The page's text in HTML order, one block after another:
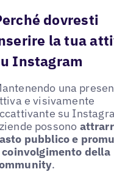
dovresti
la tua
Instagram
una
e visivamente
su
possono
pubblico e
coinvolgimento della
.